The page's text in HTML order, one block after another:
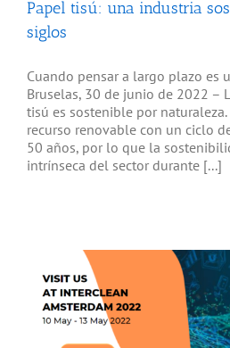
Papel tisú: una industria
siglos
Cuando pensar a largo plazo es
Bruselas, 30 de junio de 2022 –
tisú es sostenible por
recurso renovable con un ciclo
50 años, por lo que la
intrínseca del sector durante [...]